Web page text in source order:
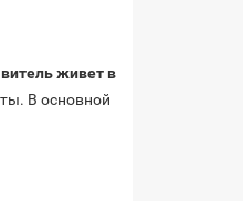
живет в
В основной